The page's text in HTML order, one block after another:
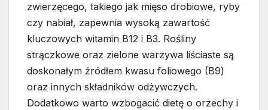
zwierzęcego, takiego jak mięso drobiowe, ryby
czy nabiał, zapewnia wysoką zawartość
kluczowych witamin B12 i B3. Rośliny
strączkowe oraz zielone warzywa liściaste są
doskonałym źródłem kwasu foliowego (B9)
oraz innych składników odżywczych.
Dodatkowo warto wzbogacić dietę o orzechy i